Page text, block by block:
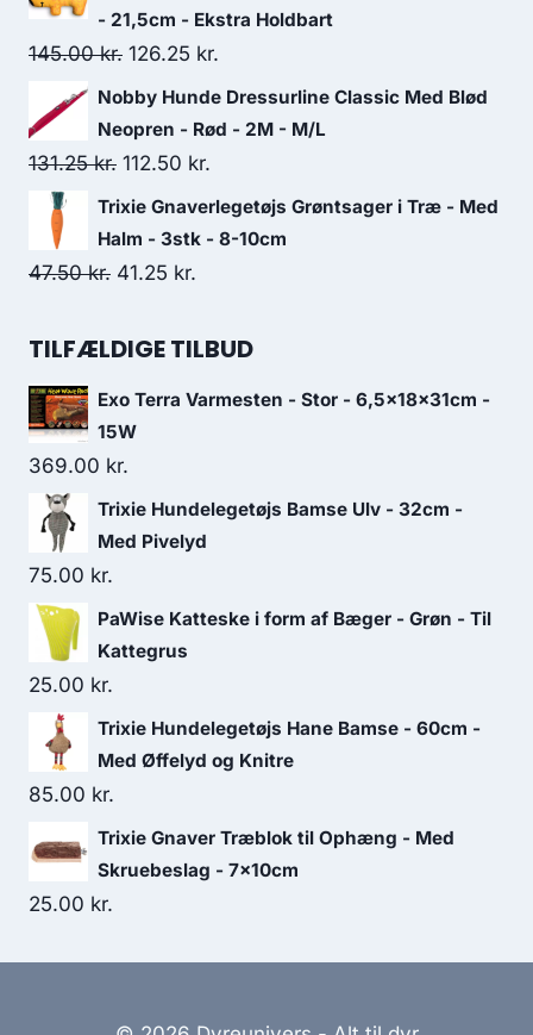
pris
var:
26.25 kr..
pris
er:
22.50 kr..
- 21,5cm - Ekstra Holdbart
145.00kr. Den
oprindelige
pris
var:
145.00 kr..
126.25 kr.
aktuelle
pris
126.25 kr..
Nobby Hunde Dressurline Classic Med Blød
Neopren - Rød - 2M - M/L
131.25kr. Den
oprindelige
pris
var:
112.50 kr.
aktuelle
pris
Trixie Gnaverlegetøjs Grøntsager i Træ - Med
Halm - 3stk - 8-10cm
47.50kr. Den
pris
47.50 kr..
41.25 kr.
pris
41.25 kr..
TILFÆLDIGE TILBUD
Exo Terra Varmesten - Stor - 6,5x18x31cm -
15W
369.00 kr.
Trixie Hundelegetøjs Bamse Ulv - 32cm -
Med Pivelyd
75.00 kr.
PaWise Katteske i form af Bæger - Grøn - Til
Kattegrus
25.00 kr.
Trixie Hundelegetøjs Hane Bamse - 60cm -
Med Øffelyd og Knitre
85.00 kr.
Trixie Gnaver Træblok til Ophæng - Med
Skruebeslag - 7x10cm
25.00 kr.